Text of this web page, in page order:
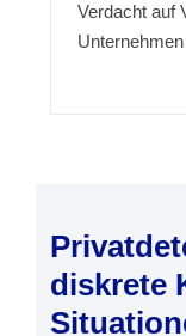
Verdacht auf
diskrete